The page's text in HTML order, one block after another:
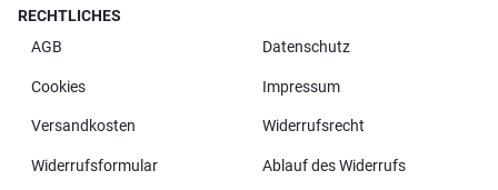
RECHTLICHES
AGB
Datenschutz
Cookies Impressum
Versandkosten Widerrufsrecht
Widerrufsformular Ablauf des Widerrufs